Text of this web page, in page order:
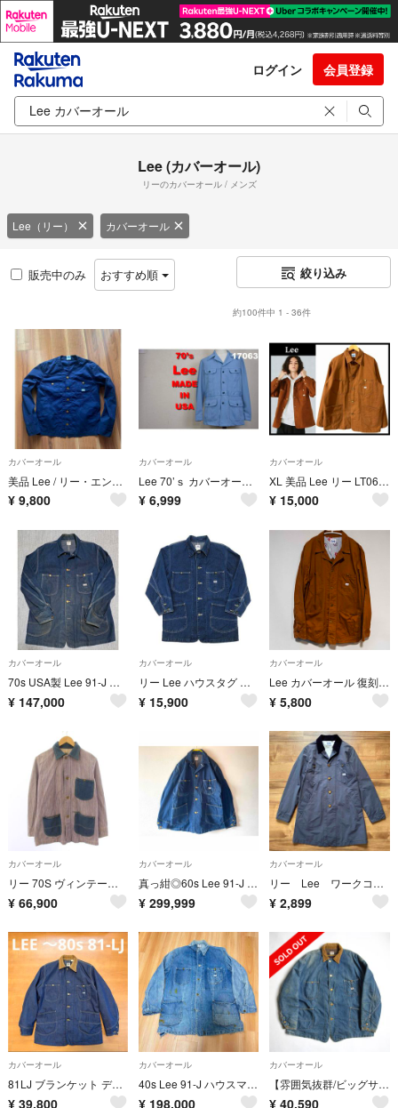
ログイン 会員登録
Lee (カバーオール)
リーのカバーオール / メンズ
Lee（リー） カバーオール
販売中のみ おすすめ順 絞り込み
約100件中 1 - 36件
カバーオール
美品 Lee / リー・エンジニアジャケット / ノーカラー カバーオール・ネイビー・S・シアサッカー地・金ボタン
¥ 9,800
カバーオール
Lee 70’ｓ カバーオール USA製 17063 ビンテージ 91 501
¥ 6,999
カバーオール
XL 美品 Lee リー LT0659 ブラウンダック キャンバス カバーオール
¥ 15,000
カバーオール
70s USA製 Lee 91-J ロングLee ビッグサイズ カバーオール
¥ 147,000
カバーオール
リー Lee ハウスタグ 復刻 デニム カバーオール ジャケット M 0412
¥ 15,900
カバーオール
Lee カバーオール 復刻 LT5033
¥ 5,800
カバーオール
リー 70S ヴィンテージ マルチストライプカバーオール リペア ピンク 紺
¥ 66,900
カバーオール
真っ紺◎60s Lee 91-J JELTDENIM カバーオール 38R◎
¥ 299,999
カバーオール
リー Lee ワークコート ジャケット アウター ブルゾン カバーオール
¥ 2,899
カバーオール
81LJ ブランケット デニム カバーオール vatdye 70s 80s
¥ 39,800
カバーオール
40s Lee 91-J ハウスマークタグ ロングLボタン JELT DENIM
¥ 198,000
カバーオール
【雰囲気抜群/ビッグサイズ】LEE 【70s 81-LJ ブランケット カバーオール】70年代 デニム s2604165
¥ 40,590